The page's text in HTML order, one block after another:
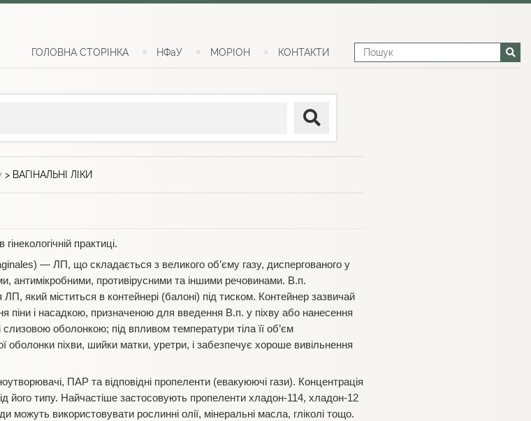
ГОЛОВНА СТОРІНКА НФаУ МОРІОН КОНТАКТИ
> ВАГІНАЛЬНІ ЛІКИ
практиці.
— ЛП, що складається з великого об’єму газу, диспергованого у
антимікробними, противірусними та іншими речовинами. В.п.
який міститься в контейнері (балоні) під тиском. Контейнер зазвичай
піни і насадкою, призначеною для введення В.п. у піхву або нанесення
оболонкою; під впливом температури тіла її об’єм
піхви, шийки матки, уретри, і забезпечує хороше вивільнення
ПАР та відповідні пропеленти (евакуюючі гази). Концентрація
його типу. Найчастіше застосовують пропеленти хладон-114, хладон-12
можуть використовувати рослинні олії, мінеральні масла, гліколі тощо.